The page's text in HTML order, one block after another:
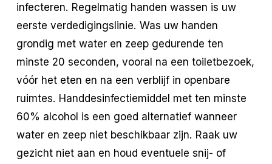
infecteren. Regelmatig handen wassen is uw
eerste verdedigingslinie. Was uw handen
grondig met water en zeep gedurende ten
minste 20 seconden, vooral na een toiletbezoek,
vóór het eten en na een verblijf in openbare
ruimtes. Handdesinfectiemiddel met ten minste
60% alcohol is een goed alternatief wanneer
water en zeep niet beschikbaar zijn. Raak uw
gezicht niet aan en houd eventuele snij- of